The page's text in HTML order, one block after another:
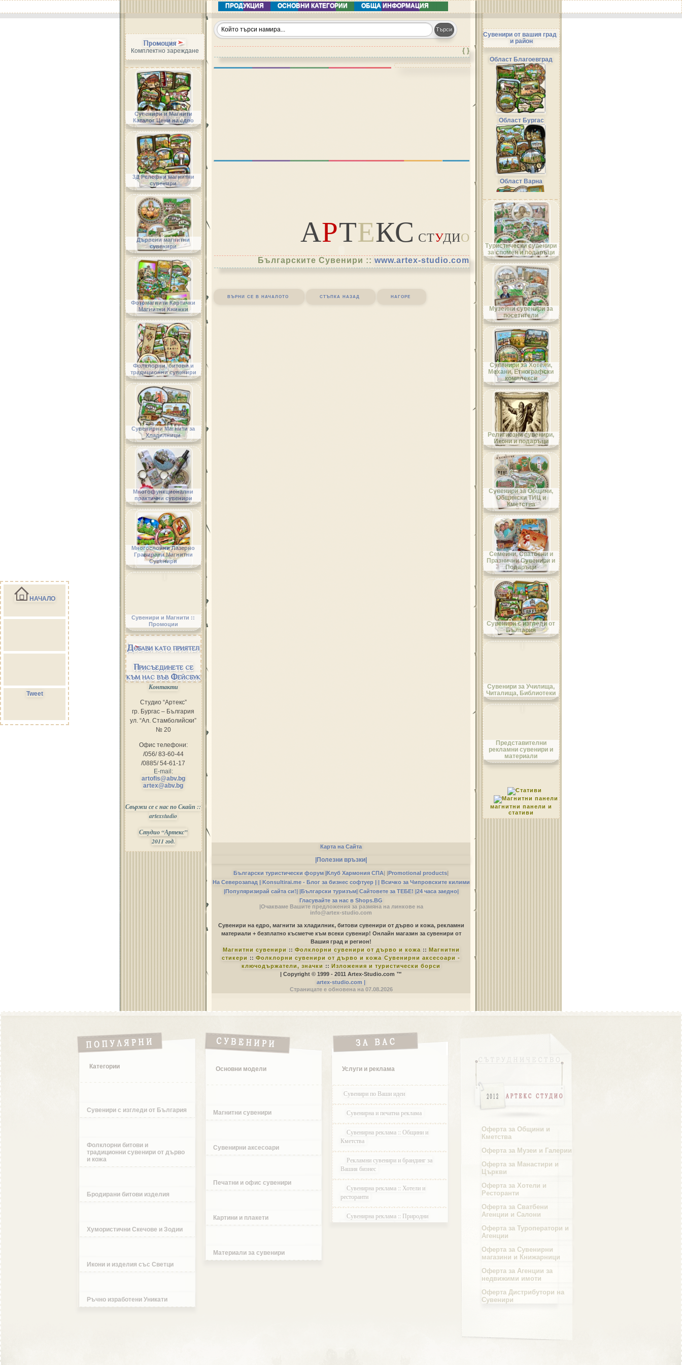
ПРОДУКЦИЯ ОСНОВНИ КАТЕГОРИИ ОБЩА ИНФОРМАЦИЯ
{ }
АРТЕКС СТУДИО
Българските Сувенири :: www.artex-studio.com
върни се в началото стъпка назад нагоре
Промоция
Комплектно зареждане
Сувенири и Магнити
Каталог Цени на едро
3Д Релефни магнитни
сувенири
Дървени магнитни
сувенири
Фотомагнити Картички
Магнитни Книжки
Фолклорни, битови и
традиционни сувенири
Сувенирни Магнити за
Хладилници
Многофункционални
практични сувенири
Многослойни Лазерно
Гравирани Магнитни
Сувенири
Сувенири и Магнити ::
Промоции
Добави като приятел
Присъединете се
към нас във Фейсбук
Контакти
Студио “Артекс”
гр. Бургас – България
ул. “Ал. Стамболийски”
№ 20
Офис телефони:
/056/ 83-60-44
/0885/ 54-61-17
E-mail:
artofis@abv.bg
artex@abv.bg
Свържи се с нас по Скайп ::
artexstudio
Студио “Артекс”
2011 год.
Сувенири от вашия град
и район
Област Благоевград
Област Бургас
Област Варна
Област Велико Търново
Област Видин
Област Враца
Област Габрово
Област Добрич
Област Кърджали
Област Кюстендил
Област Пазарджик
Област Русе
Област Силистра
Област Сливен
Област Смолян
Област София
Туристически сувенири
за спомен и подаръци
Музейни сувенири за
посетители
Сувенири за Хотели,
Механи, Етнографски
комплекси
Религиозни сувенири,
Икони и подаръци
Сувенири за Общини,
Общински ТИЦ и
Кметства
Семейни, Сватбени и
Празнични Сувенири и
Подаръци
Сувенири с изгледи от
България
Сувенири за Училища,
Читалища, Библиотеки
Представителни
рекламни сувенири и
материали
магнитни панели и
стативи
Карта на Сайта
|Полезни връзки|
Български туристически форум |Клуб Хармония СПА| |Promotional products|
На Северозапад | Konsultirai.me - Блог за бизнес софтуер | | Всичко за Чипровските килими
|Популяризирай сайта си!| |Български туризъм| Сайтовете за ТЕБЕ! |24 часа заедно|
Гласувайте за нас в Shops.BG
|Очакваме Вашите предложения за размяна на линкове на
info@artex-studio.com
Сувенири на едро, магнити за хладилник, битови сувенири от дърво и кожа, рекламни
материали + безплатно късметче към всеки сувенир! Онлайн магазин за сувенири от
Вашия град и регион!
Магнитни сувенири :: Фолклорни сувенири от дърво и кожа :: Магнитни
стикери :: Фолклорни сувенири от дърво и кожа Сувенирни аксесоари -
ключодържатели, значки :: Изложения и туристически борси
| Copyright © 1999 - 2011 Artex-Studio.com ™
artex-studio.com |
Страницате е обновена на 07.08.2026
Категории
Сувенири с изгледи от България
Фолклорни битови и
традиционни сувенири от дърво
и кожа
Бродирани битови изделия
Хумористични Скечове и Зодии
Икони и изделия със Светци
Ръчно изработени Уникати
Основни модели
Магнитни сувенири
Сувенирни аксесоари
Печатни и офис сувенири
Картини и плакети
Материали за сувенири
Услуги и реклама
Сувенири по Ваши идеи
Сувенирна и печатна реклама
Сувенирна реклама :: Общини и
Кметства
Рекламни сувенири и брандинг за
Вашия бизнес
Сувенирна реклама :: Хотели и
ресторанти
Сувенирна реклама :: Природни
паркове и Резервати
Оферта за Общини и
Кметства
Оферта за Музеи и Галерии
Оферта за Манастири и
Църкви
Оферта за Хотели и
Ресторанти
Оферта за Сватбени
Агенции и Салони
Оферта за Туроператори и
Агенции
Оферта за Сувенирни
магазини и Книжарници
Оферта за Агенции за
недвижими имоти
Оферта Дистрибутори на
Сувенири
НАЧАЛО
Tweet